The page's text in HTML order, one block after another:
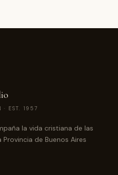
· EST. 1957
la vida cristiana de las
de Buenos Aires